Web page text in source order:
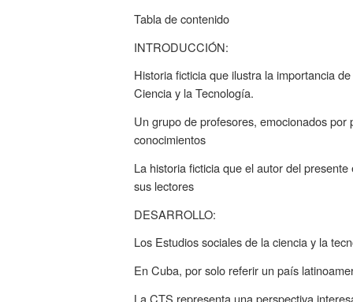
Tabla de contenido
INTRODUCCIÓN:
Historia ficticia que ilustra la importancia
Ciencia y la Tecnología.
Un grupo de profesores, emocionados por
conocimientos
La historia ficticia que el autor del
sus lectores
DESARROLLO:
Los Estudios sociales de la ciencia y la
En Cuba, por solo referir un país
La CTS representa una perspectiva